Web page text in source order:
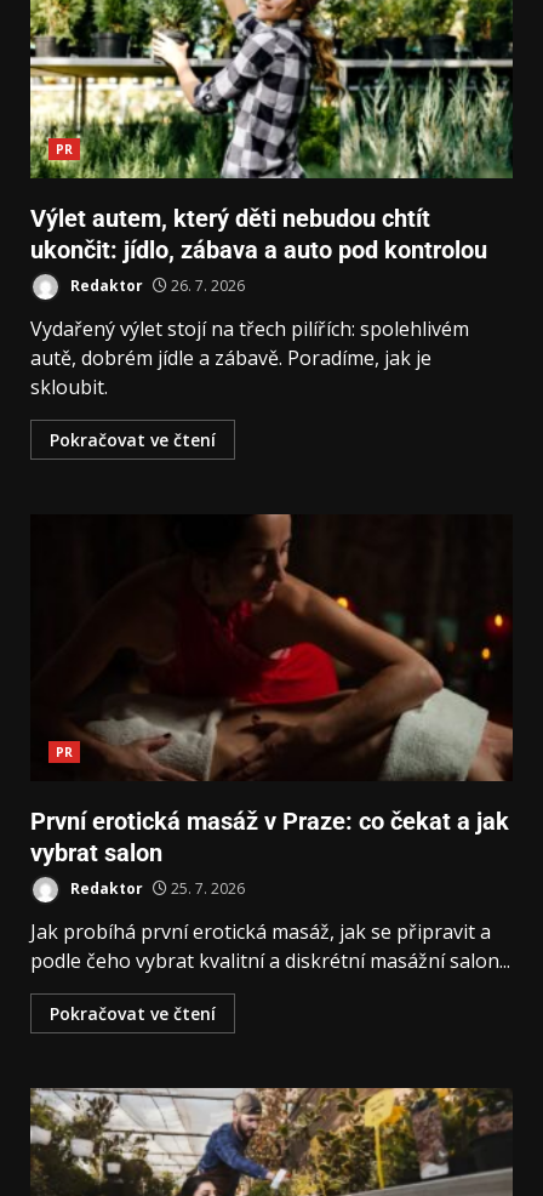
PR
Výlet autem, který děti nebudou chtít
ukončit: jídlo, zábava a auto pod kontrolou
Redaktor 26. 7. 2026
Vydařený výlet stojí na třech pilířích: spolehlivém
autě, dobrém jídle a zábavě. Poradíme, jak je
skloubit.
Pokračovat ve čtení
PR
První erotická masáž v Praze: co čekat a jak
vybrat salon
Redaktor 25. 7. 2026
Jak probíhá první erotická masáž, jak se připravit a
podle čeho vybrat kvalitní a diskrétní masážní salon...
Pokračovat ve čtení